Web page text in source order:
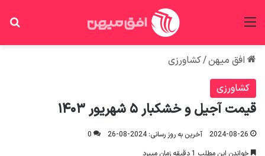
افق میهن/کشاورزی
کشاورزی
قیمت آجیل و خشکبار ۵ شهریور ۱۴۰۳
2024-08-26 آخرین به روز رسانی: 2024-08-26
0
خواندن این مطلب 1 دقیقه زمان میبرد